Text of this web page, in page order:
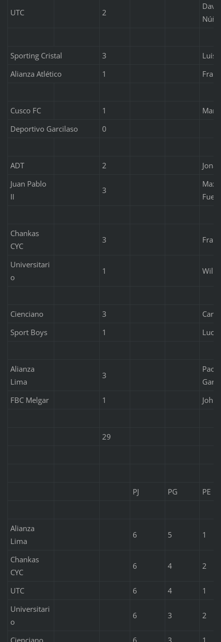
UTC 2
Sporting Cristal 3
Luis
Alianza Atlético
1
Cusco FC 1
Deportivo Garcilaso
0
ADT 2
Juan Pablo
II
3
Chankas
CYC
3
Universitari
o
1
Cienciano 3
Sport Boys
1
Alianza
Lima
3
FBC Melgar
1
29
PJ PG PE
Alianza
Lima
6 5 1
Chankas
CYC
6 4 2
UTC 6 4
1
Universitari
o
6 3 2
Cienciano 6 3
1